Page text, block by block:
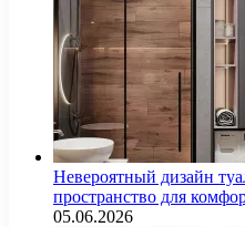
Невероятный дизайн
пространство для
05.06.2026